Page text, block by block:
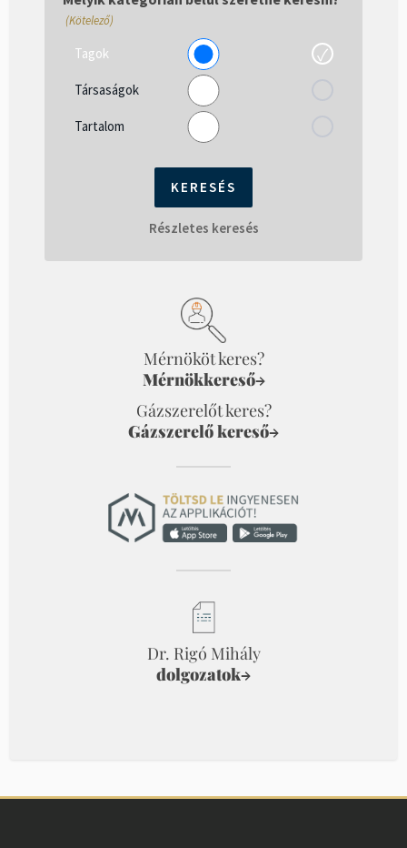
(Kötelező)
Tagok
Társaságok
Tartalom
Részletes keresés
Mérnököt keres?
Mérnökkereső→
Gázszerelőt keres?
Gázszerelő kereső→
Dr. Rigó Mihály
dolgozatok→